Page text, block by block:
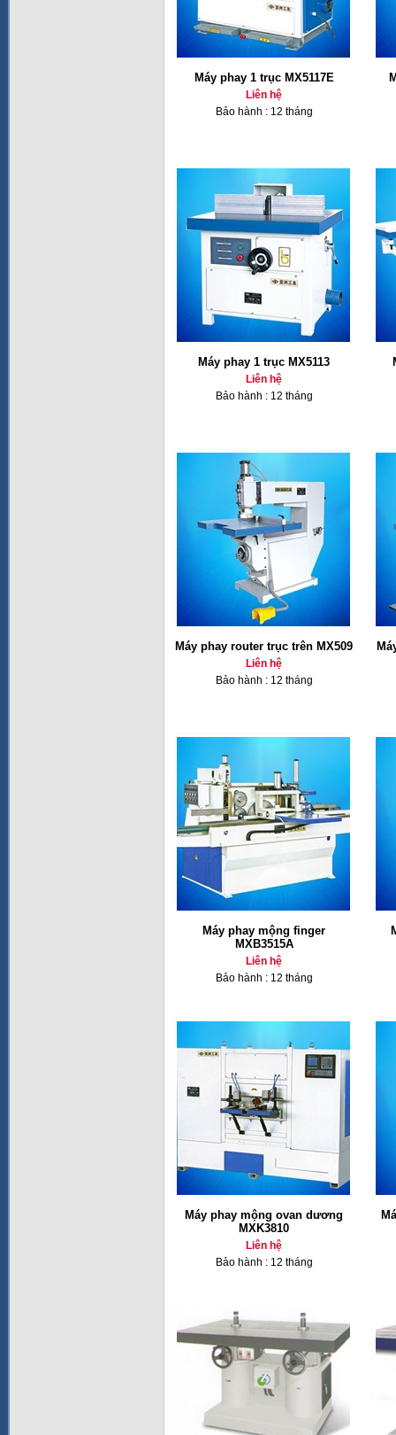
Máy phay 1 trục MX5117E
Liên hệ
Bảo hành : 12 tháng
Máy phay 1 trục MX5113
Liên hệ
Bảo hành : 12 tháng
Máy phay router trục trên MX509
Liên hệ
Bảo hành : 12 tháng
Máy phay mộng finger
MXB3515A
Liên hệ
Bảo hành : 12 tháng
Máy phay mộng ovan dương
MXK3810
Liên hệ
Bảo hành : 12 tháng